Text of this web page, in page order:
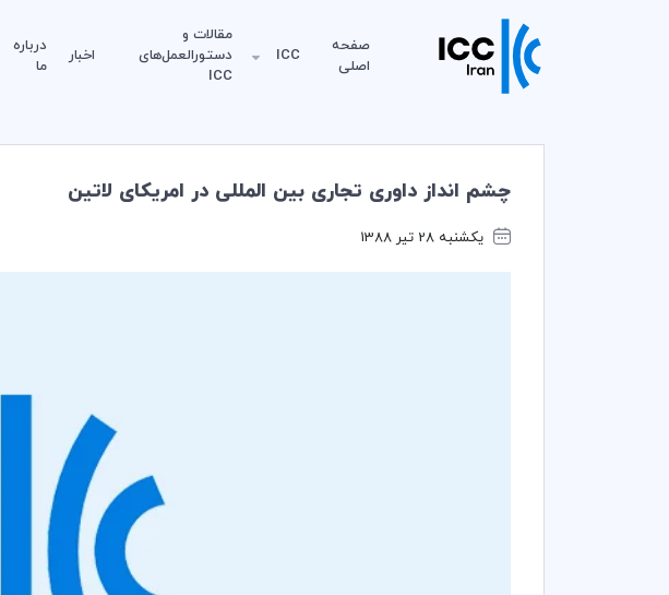
صفحه
اصلی
ICC
مقالات و
دستورالعمل‌های
ICC
اخبار
درباره
ما
چشم انداز داوری تجاری بین المللی در امریکای لاتین
یکشنبه 28 تیر 1388